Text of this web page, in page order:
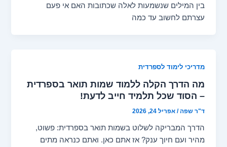
בין המילים שנשמעות לאלה שכתובות האם אי פעם
עצרתם לחשוב עד כמה
מדריכי לימוד לספרדית
מה הדרך הקלה ללמוד שמות תואר בספרדית
– הסוד שכל תלמיד חייב לדעת!
ד"ר שפה/אפריל 24, 2026
הדרך המבריקה לשלוט בשמות תואר בספרדית: פשוט,
מהיר ועם חיוך ענק? אז אתם כאן. ואתם כנראה מתים